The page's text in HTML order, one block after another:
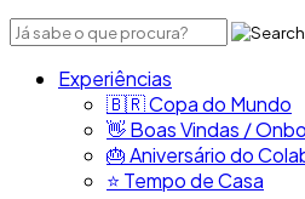
Experiências
🇧🇷​ Copa do Mundo
👋​ Boas Vindas /
🎂​ Aniversário do
⭐​ Tempo de Casa